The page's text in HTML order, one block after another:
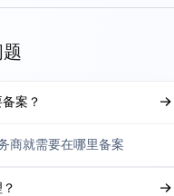
案？
商就需要在哪里备案